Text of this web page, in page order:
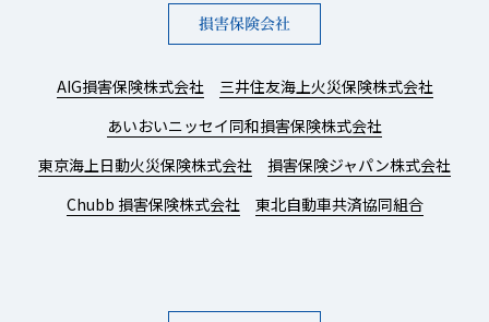
損害保険会社
AIG損害保険株式会社
三井住友海上火災保険株式会社
あいおいニッセイ同和損害保険株式会社
東京海上日動火災保険株式会社
損害保険ジャパン株式会社
Chubb 損害保険株式会社
東北自動車共済協同組合